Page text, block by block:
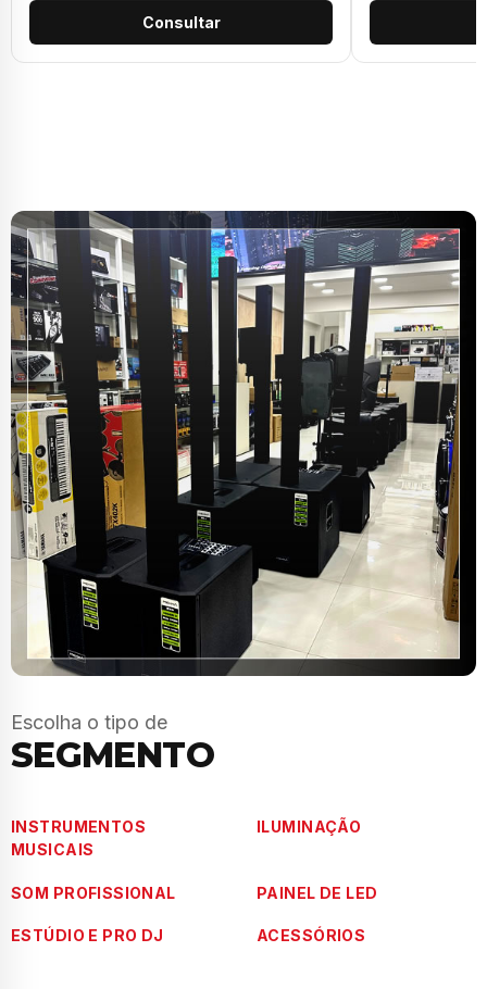
Consultar
Escolha o tipo de
SEGMENTO
INSTRUMENTOS
MUSICAIS
ILUMINAÇÃO
SOM PROFISSIONAL PAINEL DE LED
ESTÚDIO E PRO DJ ACESSÓRIOS